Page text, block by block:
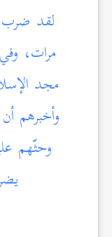
لقد ضرب
مرات،
مجد
وأخبرهم
وحثّهم